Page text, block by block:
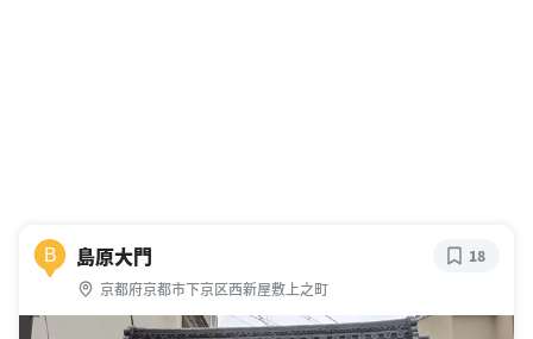
B 島原大門
京都府京都市下京区西新屋敷上之町
18